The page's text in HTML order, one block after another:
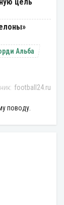
Альба
football24.ru
поводу.